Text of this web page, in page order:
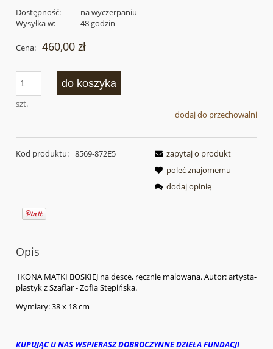
Dostępność:
na wyczerpaniu
Wysyłka w:
48 godzin
Cena: 460,00 zł
szt.
do koszyka
dodaj do przechowalni
Kod produktu: 8569-872E5
zapytaj o produkt
poleć znajomemu
dodaj opinię
Opis
IKONA MATKI BOSKIEJ na desce, ręcznie malowana. Autor: artysta-
plastyk z Szaflar - Zofia Stępińska.
Wymiary: 38 x 18 cm
KUPUJĄC U NAS WSPIERASZ DOBROCZYNNE DZIEŁA FUNDACJI